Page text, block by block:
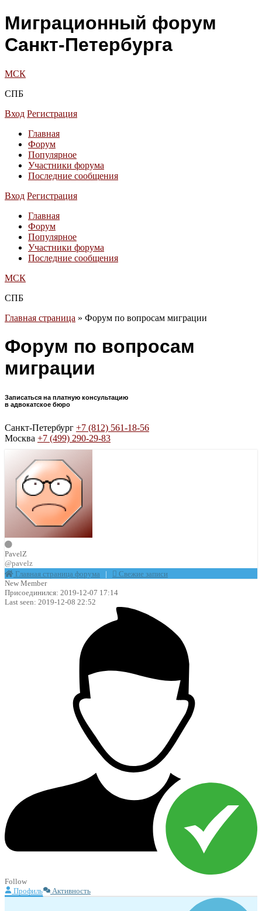
Миграционный форум
Санкт-Петербурга
МСК
СПБ
Вход Регистрация
Главная
Форум
Популярное
Участники форума
Последние сообщения
Вход Регистрация
Главная
Форум
Популярное
Участники форума
Последние сообщения
МСК
СПБ
Главная страница » Форум по вопросам миграции
Форум по вопросам
миграции
Записаться на платную консультацию
в адвокатское бюро
Санкт-Петербург +7 (812) 561-18-56
Москва +7 (499) 290-29-83
PavelZ
@pavelz
Главная страница форума |
Свежие записи
New Member
Присоединился: 2019-12-07 17:14
Last seen: 2019-12-08 22:52
Follow
Профиль
Активность